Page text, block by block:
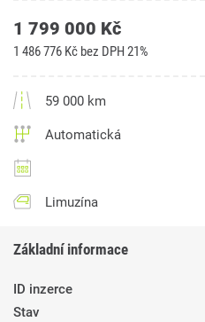
1 799 000 Kč
1 486 776 Kč bez DPH 21%
59 000 km
Automatická
Limuzína
Základní informace
ID inzerce
Stav